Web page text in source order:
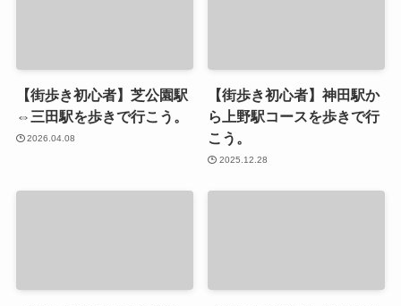
【街歩き初心者】芝公園駅
⇔三田駅を歩きで行こう。
2026.04.08
【街歩き初心者】神田駅か
ら上野駅コースを歩きで行
こう。
2025.12.28